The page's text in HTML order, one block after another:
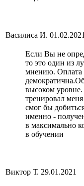
Василиса И. 01.02.2021
Если Вы не
то это один из
мнению. Оплата
высоком
тренировал
смог бы
именно -
в максимально
в обучении
Виктор Т. 29.01.2021